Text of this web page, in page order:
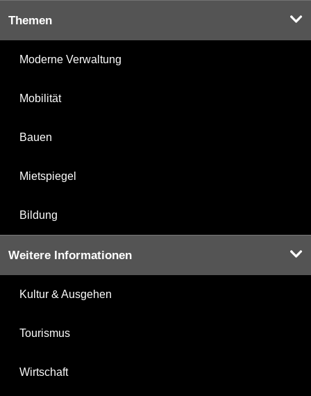
Themen
Moderne Verwaltung
Mobilität
Bauen
Mietspiegel
Bildung
Weitere Informationen
Kultur & Ausgehen
Tourismus
Wirtschaft